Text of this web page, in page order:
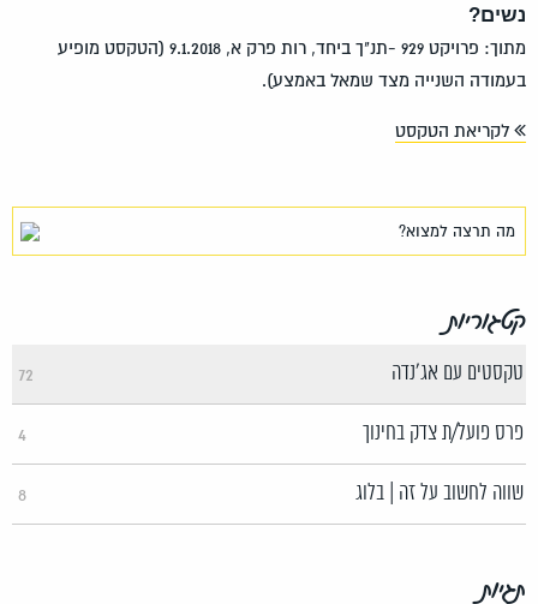
נשים?
מתוך: פרויקט 929 -תנ"ך ביחד, רות פרק א, 9.1.2018 (הטקסט מופיע
בעמודה השנייה מצד שמאל באמצע).
לקריאת הטקסט
קטגוריות
טקסטים עם אג'נדה 72
פרס פועל/ת צדק בחינוך 4
שווה לחשוב על זה | בלוג 8
תגיות